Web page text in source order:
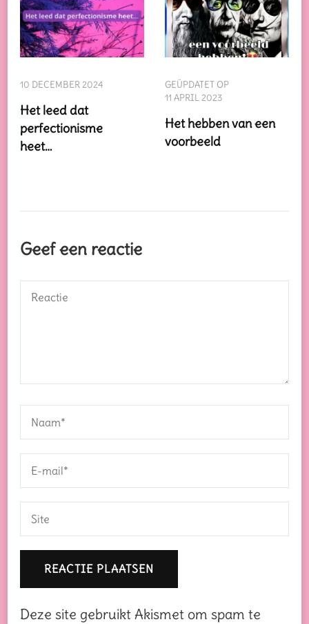
10 DECEMBER 2024
Het leed dat
perfectionisme
heet…
GEÜPDATET OP
11 APRIL 2023
Het hebben van een
voorbeeld
Geef een reactie
Deze site gebruikt Akismet om spam te